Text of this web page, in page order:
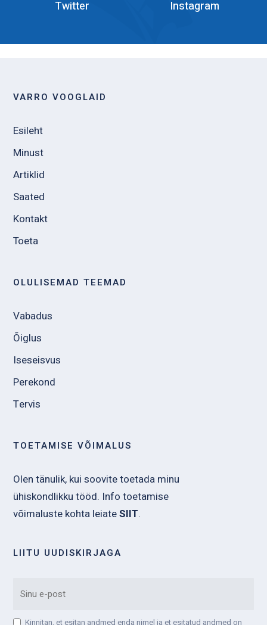
Twitter Instagram
VARRO VOOGLAID
Esileht
Minust
Artiklid
Saated
Kontakt
Toeta
OLULISEMAD TEEMAD
Vabadus
Õiglus
Iseseisvus
Perekond
Tervis
TOETAMISE VÕIMALUS
Olen tänulik, kui soovite toetada minu
ühiskondlikku tööd. Info toetamise
võimaluste kohta leiateSIIT.
LIITU UUDISKIRJAGA
Kinnitan, et esitan andmed enda nimel ja et esitatud andmed on